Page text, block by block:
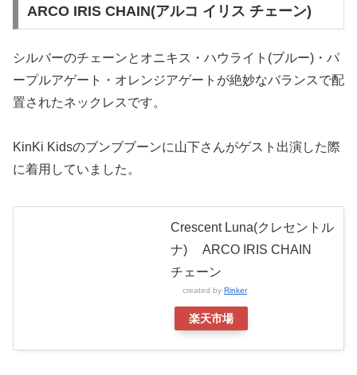
ARCO IRIS CHAIN(アルコ イリス チェーン)
シルバーのチェーンとオニキス・ハウライト(ブルー)・パ
ープルアゲート・オレンジアゲートが絶妙なバランスで配
置されたネックレスです。
KinKi Kidsのブンブブーンに山下さんがゲスト出演した際
に着用していました。
Crescent Luna(クレセントル
ナ) ARCO IRIS CHAIN
チェーン
created by Rinker
楽天市場